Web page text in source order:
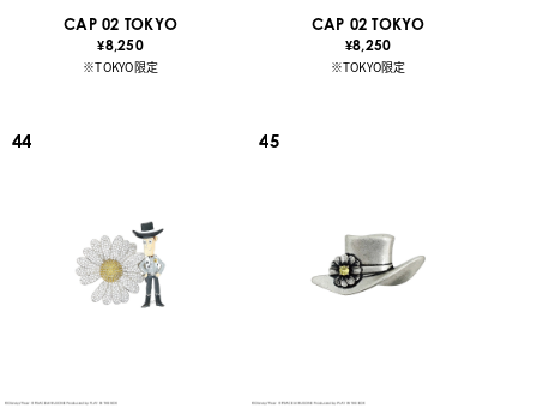
CAP 02 TOKYO
¥8,250
※TOKYO限定
CAP 02 TOKYO
¥8,250
※TOKYO限定
44 45